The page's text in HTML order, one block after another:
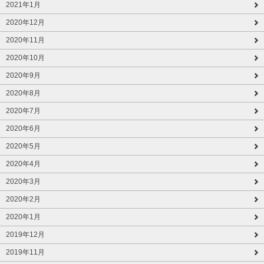
2021年1月
2020年12月
2020年11月
2020年10月
2020年9月
2020年8月
2020年7月
2020年6月
2020年5月
2020年4月
2020年3月
2020年2月
2020年1月
2019年12月
2019年11月